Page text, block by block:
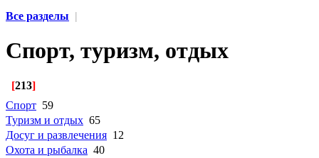
Все разделы |
Спорт, туризм, отдых
[213]
Спорт 59
Туризм и отдых 65
Досуг и развлечения 12
Охота и рыбалка 40